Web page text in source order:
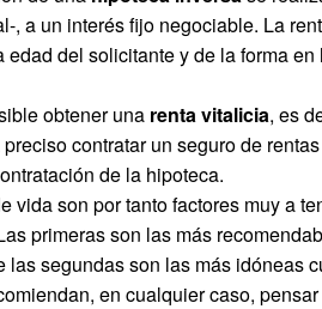
, a un interés fijo negociable. La
del solicitante y de la forma
obtener una renta vitalicia, es
contratar un seguro de
de la hipoteca.
vida son por tanto factores muy a
primeras son las más
las segundas son las más idóneas
en cualquier caso,